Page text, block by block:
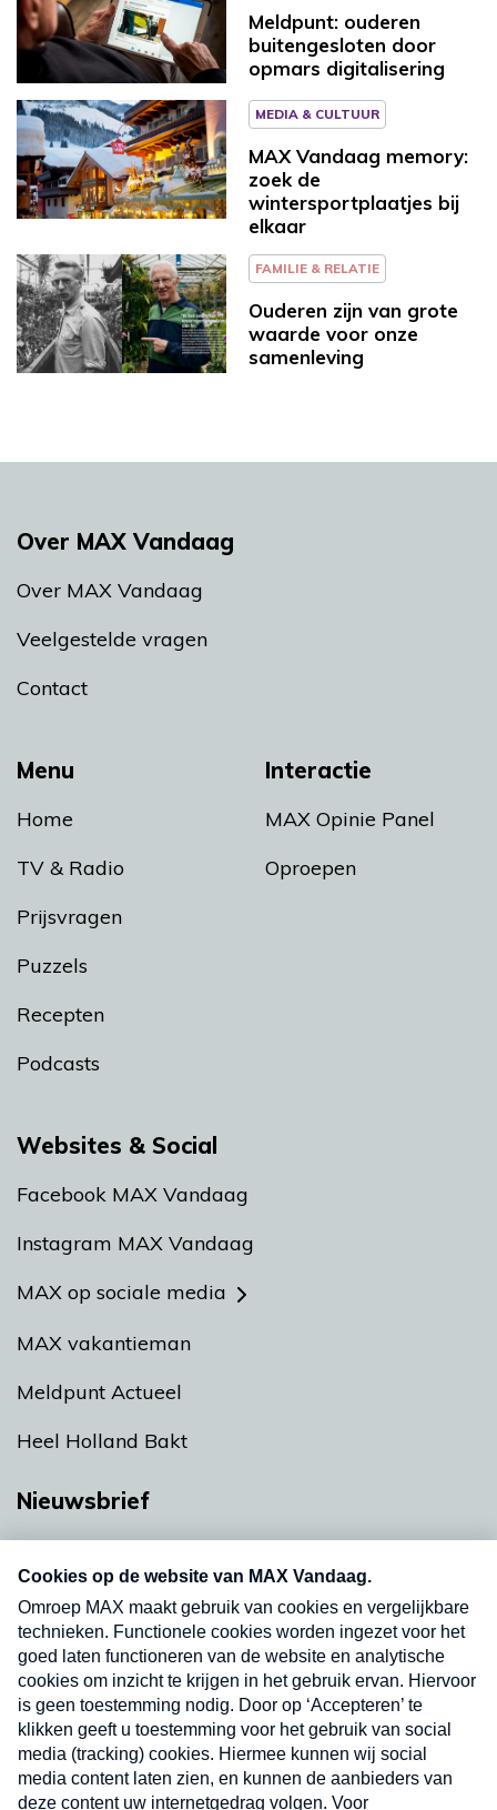
Meldpunt: ouderen
buitengesloten door
opmars digitalisering
MEDIA & CULTUUR
MAX Vandaag memory:
zoek de
wintersportplaatjes bij
elkaar
FAMILIE & RELATIE
Ouderen zijn van grote
waarde voor onze
samenleving
Menu
Home
TV & Radio
Prijsvragen
Puzzels
Recepten
Podcasts
Interactie
MAX Opinie Panel
Oproepen
Over MAX Vandaag
Over MAX Vandaag
Veelgestelde vragen
Contact
Websites & Social
Facebook MAX Vandaag
Instagram MAX Vandaag
MAX op sociale media
MAX vakantieman
Meldpunt Actueel
Heel Holland Bakt
Nieuwsbrief
Neem hier een gratis abonnement op onze
nieuwsbrief. Elke vrijdag- en dinsdagochtend in
uw mailbox.
Verzend